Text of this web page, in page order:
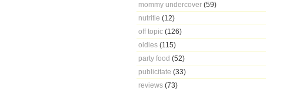
mommy undercover (59)
nutritie (12)
off topic (126)
oldies (115)
party food (52)
publicitate (33)
reviews (73)